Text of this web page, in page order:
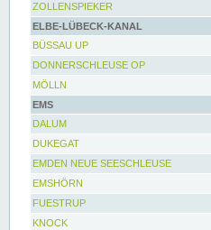
ZOLLENSPIEKER
ELBE-LÜBECK-KANAL
BÜSSAU UP
DONNERSCHLEUSE OP
MÖLLN
EMS
DALUM
DUKEGAT
EMDEN NEUE SEESCHLEUSE
EMSHÖRN
FUESTRUP
KNOCK